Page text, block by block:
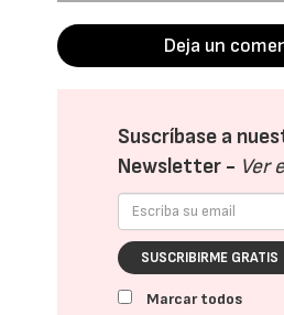
Deja un
Suscríbase a
Newsletter - Ver
SUSCRIBIRME GRATIS
Marcar todos